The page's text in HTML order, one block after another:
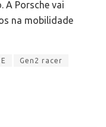
A Porsche vai
na mobilidade
Gen2 racer